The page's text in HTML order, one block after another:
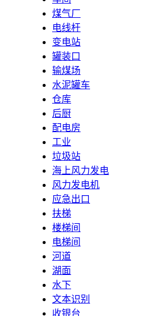
煤气厂
电线杆
变电站
罐装口
输煤场
水泥罐车
仓库
后厨
配电房
工业
垃圾站
海上风力发电
风力发电机
应急出口
扶梯
楼梯间
电梯间
河道
湖面
水下
文本识别
收银台